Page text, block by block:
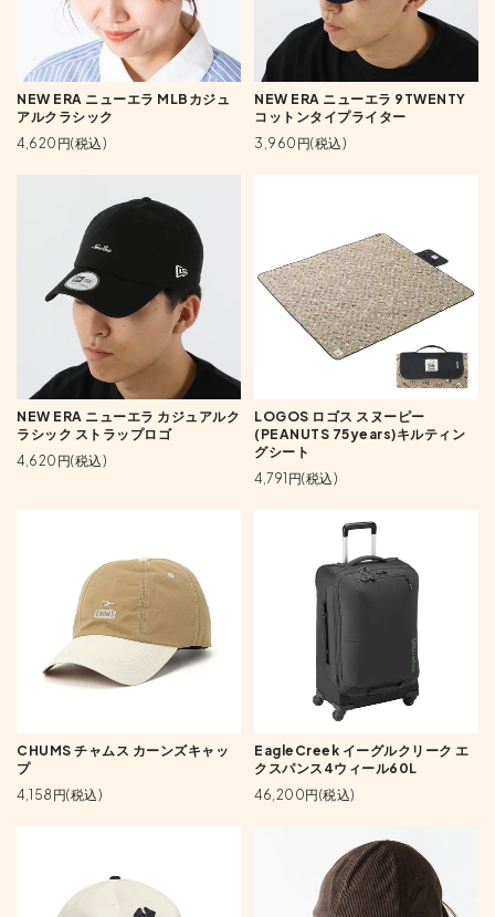
NEW ERA ニューエラ MLBカジュ
アルクラシック
4,620円(税込)
NEW ERA ニューエラ 9TWENTY
コットンタイプライター
3,960円(税込)
NEW ERA ニューエラ カジュアルク
ラシック ストラップロゴ
4,620円(税込)
LOGOS ロゴス スヌーピー
(PEANUTS 75years)キルティン
グシート
4,791円(税込)
CHUMS チャムス カーンズキャッ
プ
4,158円(税込)
EagleCreek イーグルクリーク エ
クスパンス4ウィール60L
46,200円(税込)